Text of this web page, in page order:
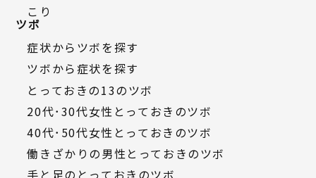
こり
ツボ
症状からツボを探す
ツボから症状を探す
とっておきの13のツボ
20代・30代女性とっておきのツボ
40代・50代女性とっておきのツボ
働きざかりの男性とっておきのツボ